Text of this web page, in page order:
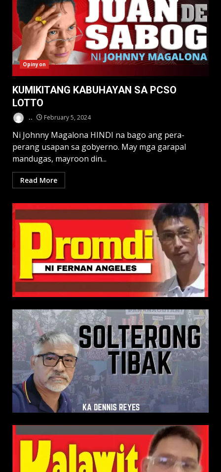
Opinyon
KUMIKITANG KABUHAYAN SA PCSO
LOTTO
.. February 5, 2024
Ni Johnny Magalona HINDI na bago ang pera-
perang usapan sa gobyerno. May mga garapal
mandugas, mayroon din...
Read More